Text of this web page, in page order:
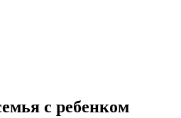
с ребенком